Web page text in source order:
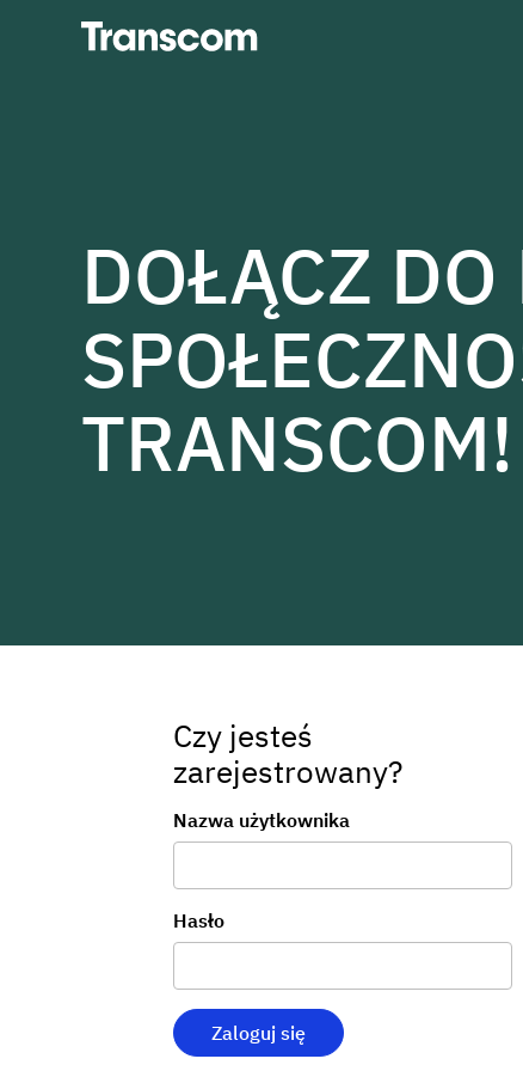
Transcom
DOŁĄCZ
TRANSCOM!
Czy jesteś
zarejestrowany?
Logowanie
Nazwa użytkownika
Hasło
Zaloguj się